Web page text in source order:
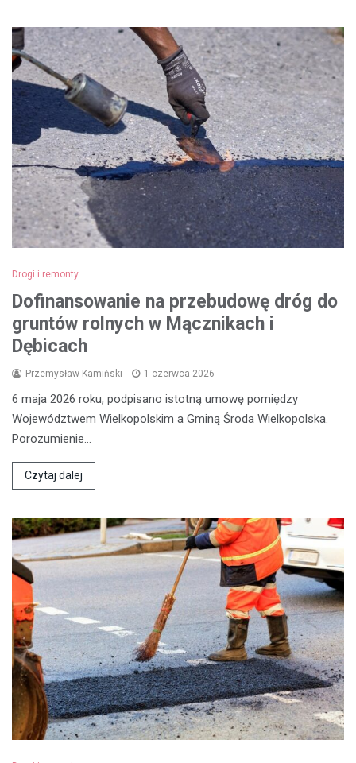
Drogi i remonty
Dofinansowanie na przebudowę dróg do
gruntów rolnych w Mącznikach i
Dębicach
Przemysław Kamiński 1 czerwca 2026
6 maja 2026 roku, podpisano istotną umowę pomiędzy
Województwem Wielkopolskim a Gminą Środa Wielkopolska.
Porozumienie…
Czytaj dalej